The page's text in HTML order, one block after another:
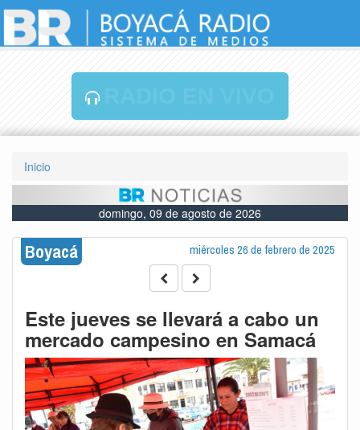
Inicio
domingo, 09 de agosto de 2026
Boyacá miércoles 26 de febrero de 2025
Este jueves se llevará a cabo un
mercado campesino en Samacá